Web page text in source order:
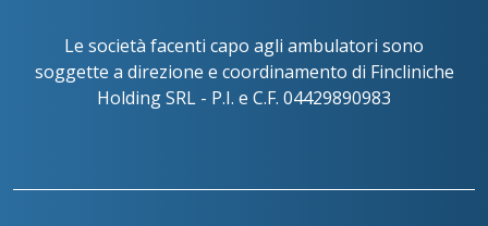
Le società facenti capo agli ambulatori sono
soggette a direzione e coordinamento di Fincliniche
Holding SRL - P.I. e C.F. 04429890983